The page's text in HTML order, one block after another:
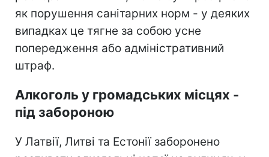
як порушення санітарних норм - у деяких
випадках це тягне за собою усне
попередження або адміністративний
штраф.
Алкоголь у громадських місцях -
під забороною
У Латвії, Литві та Естонії заборонено